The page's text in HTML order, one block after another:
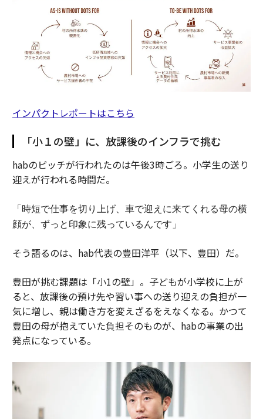
インパクトレポートはこちら
「小１の壁」に、放課後のインフラで挑む
habのピッチが行われたのは午後3時ごろ。小学生の送り
迎えが行われる時間だ。
「時短で仕事を切り上げ、車で迎えに来てくれる母の横
顔が、ずっと印象に残っているんです」
そう語るのは、hab代表の豊田洋平（以下、豊田）だ。
豊田が挑む課題は「小1の壁」。子どもが小学校に上が
ると、放課後の預け先や習い事への送り迎えの負担が一
気に増し、親は働き方を変えざるをえなくなる。かつて
豊田の母が抱えていた負担そのものが、habの事業の出
発点になっている。